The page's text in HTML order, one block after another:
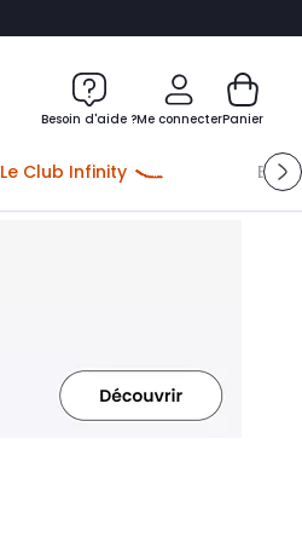
Besoin d'aide ?Me connecterPanier
Le Club Infinity